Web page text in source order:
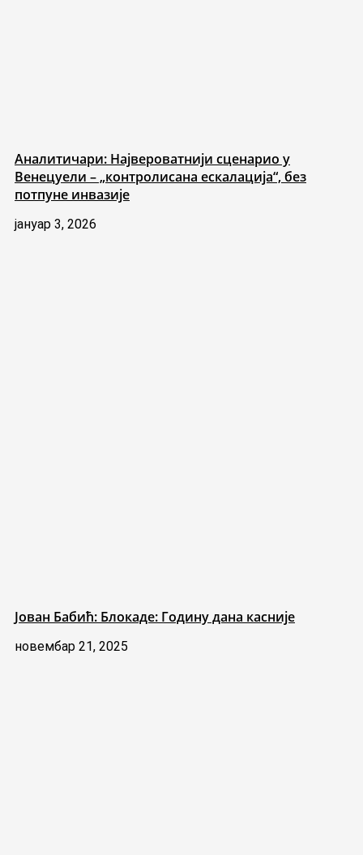
Аналитичари: Највероватнији сценарио у
Венецуели – „контролисана ескалација“, без
потпуне инвазије
јануар 3, 2026
Јован Бабић: Блокаде: Годину дана касније
новембар 21, 2025